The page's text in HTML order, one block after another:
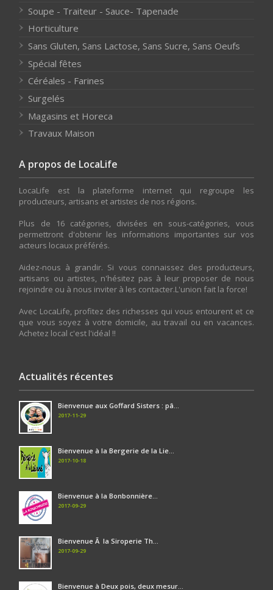
Soupe - Traiteur - Sauce- Tapenade
Horticulture
Sans Gluten, Sans Lactose, Sans Sucre, Sans Oeufs
Spécial fêtes
Céréales - Farines
Surgelés
Magasins et Horeca
Travaux Maison
A propos de LocaLife
LocaLife est la plateforme internet qui regroupe les
producteurs, artisans et artistes de nos régions.
Plus de 16 catégories, divisées en sous-catégories, vous
permettront d'obtenir les informations importantes sur vos
acteurs locaux préférés.
Aidez-nous à grandir. Si vous connaissez des producteurs,
artisans ou artistes, n'hésitez pas à leur proposer de nous
rejoindre ou à nous inviter à les contacter.L'union fait la force!
Avec LocaLife, profitez des richesses qui vous entourent et ce
que vous soyez à votre domicile, au travail ou en vacances.
Achetez local c'est l'idéal !!
Actualités récentes
Bienvenue aux Goffard Sisters : pâ...
2017-11-29
Bienvenue à la Bergerie de la Lie...
2017-10-18
Bienvenue à la Bonbonnière...
2017-09-29
Bienvenue Ã la Siroperie Th...
2017-09-29
Bienvenue à Deux pois, deux mesur...